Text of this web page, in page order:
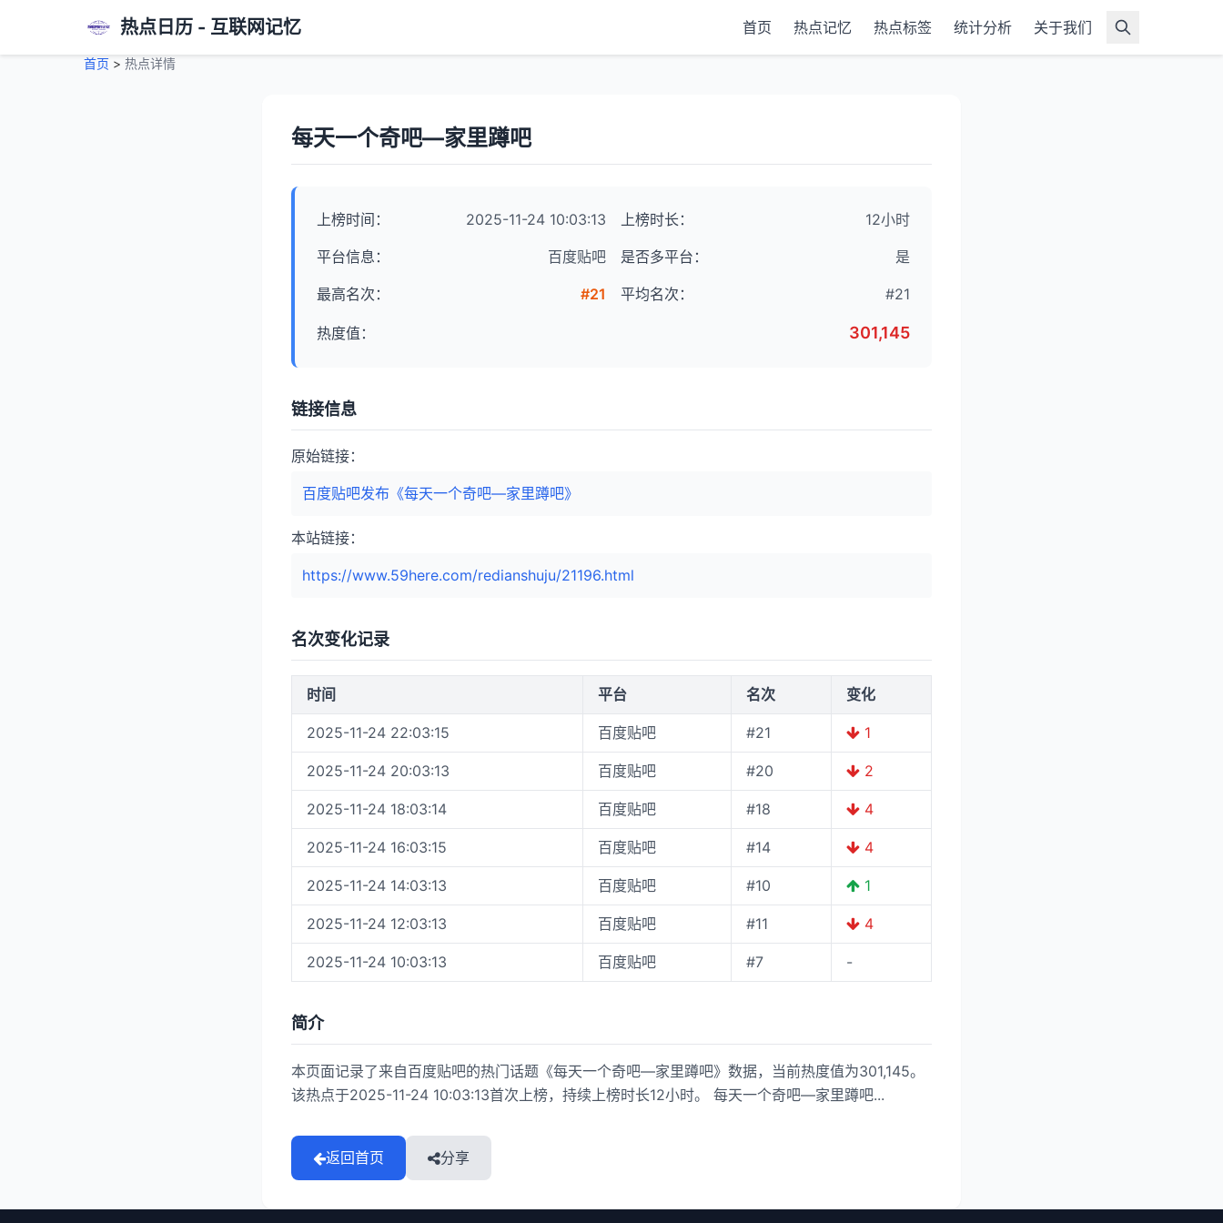
热点日历 - 互联网记忆 首页 热点记忆 热点标签 统计分析 关于我们
首页 > 热点详情
每天一个奇吧—家里蹲吧
上榜时间： 2025-11-24 10:03:13 上榜时长： 12小时
平台信息： 百度贴吧 是否多平台： 是
最高名次： #21 平均名次： #21
热度值： 301,145
链接信息
原始链接：
百度贴吧发布《每天一个奇吧—家里蹲吧》
本站链接：
https://www.59here.com/redianshuju/21196.html
名次变化记录
时间 平台 名次 变化
2025-11-24 22:03:15 百度贴吧 #21 1
2025-11-24 20:03:13 百度贴吧 #20 2
2025-11-24 18:03:14 百度贴吧 #18 4
2025-11-24 16:03:15 百度贴吧 #14 4
2025-11-24 14:03:13 百度贴吧 #10 1
2025-11-24 12:03:13 百度贴吧 #11 4
2025-11-24 10:03:13 百度贴吧 #7 -
简介
本页面记录了来自百度贴吧的热门话题《每天一个奇吧—家里蹲吧》数据，当前热度值为301,145。
该热点于2025-11-24 10:03:13首次上榜，持续上榜时长12小时。 每天一个奇吧—家里蹲吧...
返回首页 分享